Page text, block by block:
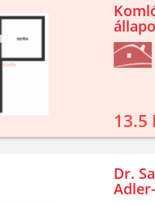
13.5
Dr.